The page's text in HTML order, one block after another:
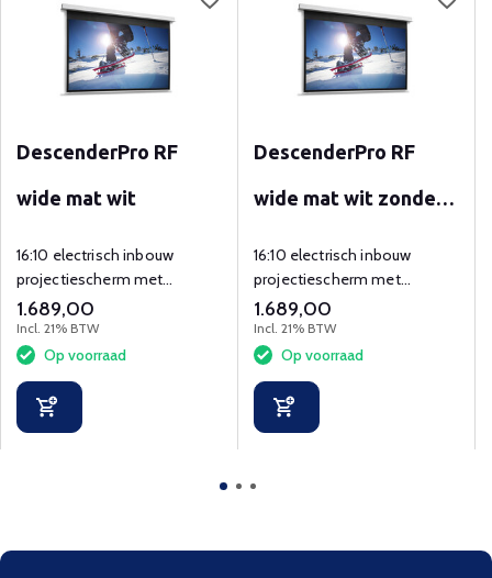
DescenderPro RF
wide mat wit
16:10 electrisch inbouw
projectiescherm met
afstandsbediening en 1.0
gain.
1.689,00
Incl. 21% BTW
Op voorraad
DescenderPro RF
wide mat wit zonder
16:10 electrisch inbouw
projectiescherm met
afstandsbediening en 1.0
gain. Randloos.
1.689,00
Incl. 21% BTW
Op voorraad